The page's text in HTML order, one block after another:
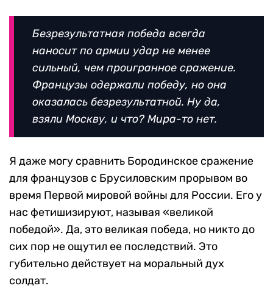
Безрезультатная победа всегда
наносит по армии удар не менее
сильный, чем проигранное сражение.
Французы одержали победу, но она
оказалась безрезультатной. Ну да,
взяли Москву, и что? Мира-то нет.
Я даже могу сравнить Бородинское сражение
для французов с Брусиловским прорывом во
время Первой мировой войны для России. Его у
нас фетишизируют, называя «великой
победой». Да, это великая победа, но никто до
сих пор не ощутил ее последствий. Это
губительно действует на моральный дух
солдат.